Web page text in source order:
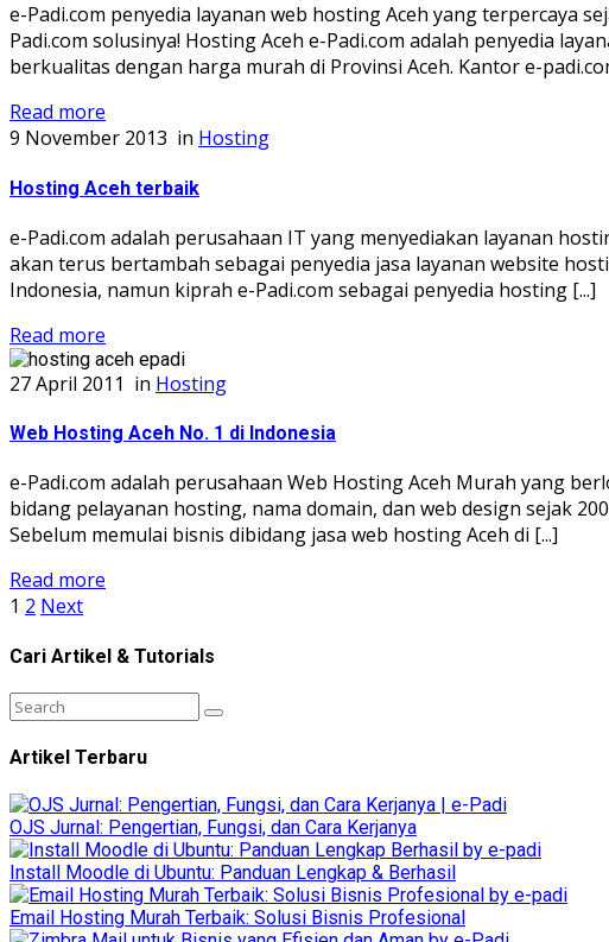
e-Padi.com penyedia layanan web hosting Aceh yang terpercaya
Padi.com solusinya! Hosting Aceh e-Padi.com adalah penyedia
berkualitas dengan harga murah di Provinsi Aceh. Kantor e-
Read more
9 November 2013 in Hosting
Hosting Aceh terbaik
e-Padi.com adalah perusahaan IT yang menyediakan layanan
akan terus bertambah sebagai penyedia jasa layanan website
Indonesia, namun kiprah e-Padi.com sebagai penyedia hosting [...]
Read more
27 April 2011 in Hosting
Web Hosting Aceh No. 1 di Indonesia
e-Padi.com adalah perusahaan Web Hosting Aceh Murah yang
bidang pelayanan hosting, nama domain, dan web design sejak
Sebelum memulai bisnis dibidang jasa web hosting Aceh di [...]
Read more
1 2 Next
Cari Artikel & Tutorials
Artikel Terbaru
OJS Jurnal: Pengertian, Fungsi, dan Cara Kerjanya
Install Moodle di Ubuntu: Panduan Lengkap & Berhasil
Email Hosting Murah Terbaik: Solusi Bisnis Profesional